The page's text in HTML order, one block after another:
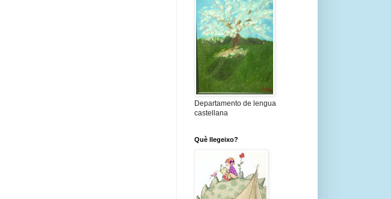
Departamento de lengua
castellana
Què llegeixo?